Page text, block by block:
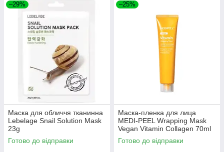
–29%
Маска для обличчя тканинна
Lebelage Snail Solution Mask
23g
Готово до відправки
–25%
Маска-пленка для лица
MEDI-PEEL Wrapping Mask
Vegan Vitamin Collagen 70ml
Готово до відправки